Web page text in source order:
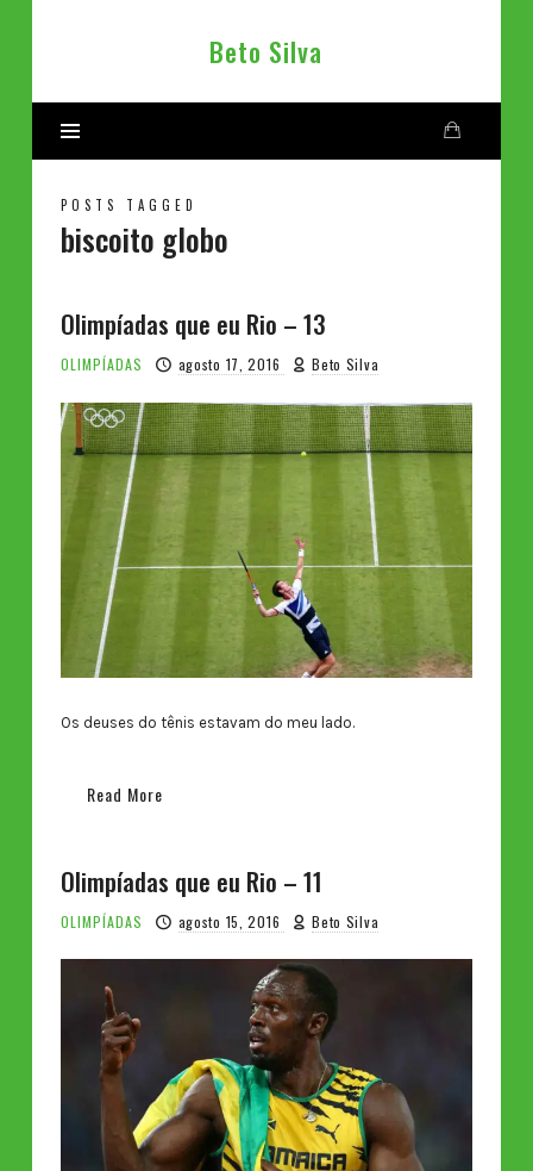
Beto
Beto Silva
POSTS TAGGED
biscoito globo
Olimpíadas que eu Rio – 13
OLIMPÍADAS agosto 17, 2016 Beto Silva
Os deuses do tênis estavam do meu lado.
Read More
Olimpíadas que eu Rio – 11
OLIMPÍADAS agosto 15, 2016 Beto Silva